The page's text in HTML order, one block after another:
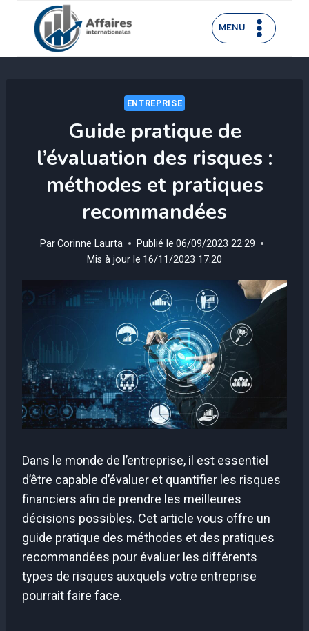
contenu
MENU
ENTREPRISE
Guide pratique de
l’évaluation des risques :
méthodes et pratiques
recommandées
ParCorinne Laurta Publié le 06/09/2023 22:29
Mis à jour le 16/11/2023 17:20
Dans le monde de l’entreprise, il est essentiel
d’être capable d’évaluer et quantifier les risques
financiers afin de prendre les meilleures
décisions possibles. Cet article vous offre un
guide pratique des méthodes et des pratiques
recommandées pour évaluer les différents
types de risques auxquels votre entreprise
pourrait faire face.